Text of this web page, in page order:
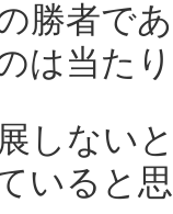
勝者で
は当た
しない
いると